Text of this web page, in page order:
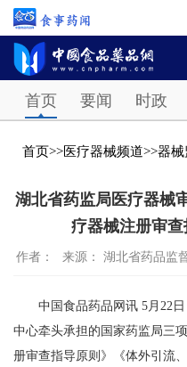
首页 要闻 时政
首页>>医疗器械频道>>器械
湖北省药监局医疗器械
疗器械注册审
作者： 来源： 湖北省药品监
中国食品药品网讯 5月22日
中心牵头承担的国家药监局三
册审查指导原则》《体外引流